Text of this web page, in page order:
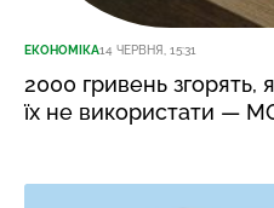
ЕКОНОМІКА14 ЧЕРВНЯ, 15:31
2000 гривень
їх не використати —